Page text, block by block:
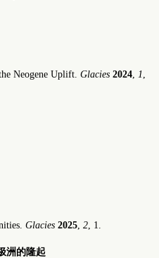
Neogene Uplift. Glacies 2024, 1,
Glacies 2025, 2, 1.
洲的隆起